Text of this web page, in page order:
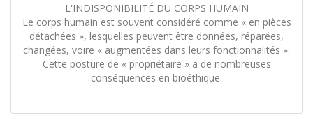
L'INDISPONIBILITÉ DU CORPS HUMAIN
Le corps humain est souvent considéré comme « en pièces
détachées », lesquelles peuvent être données, réparées,
changées, voire « augmentées dans leurs fonctionnalités ».
Cette posture de « propriétaire » a de nombreuses
conséquences en bioéthique.